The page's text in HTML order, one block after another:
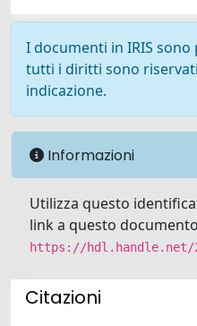
I documenti in IRIS
tutti i diritti sono
indicazione.
Informazioni
Utilizza questo
link a questo
https://hdl.handle.net/
Citazioni